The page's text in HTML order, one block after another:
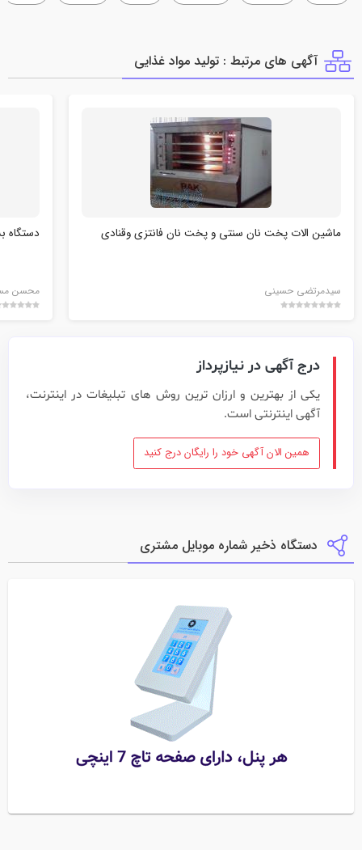
آگهی های مرتبط : توليد مواد غذايي
ماشین الات پخت نان سنتی و پخت نان فانتزی وقنادی
سیدمرتضی حسینی
دستگاه
محسن
درج آگهی در نیازپرداز
یکی از بهترین و ارزان ترین روش های تبلیغات در اینترنت،
آگهی اینترنتی است.
همین الان آگهی خود را رایگان درج کنید
دستگاه ذخیر شماره موبایل مشتری